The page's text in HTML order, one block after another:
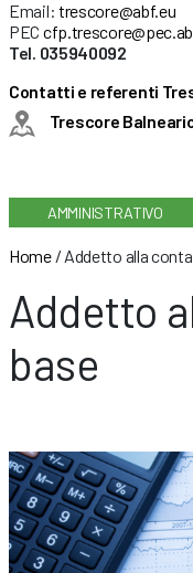
Email: trescore@abf.eu
PEC
Tel. 035940092
Contatti e referenti
Trescore
AMMINISTRATIVO
Home/ Addetto alla
Addetto
base